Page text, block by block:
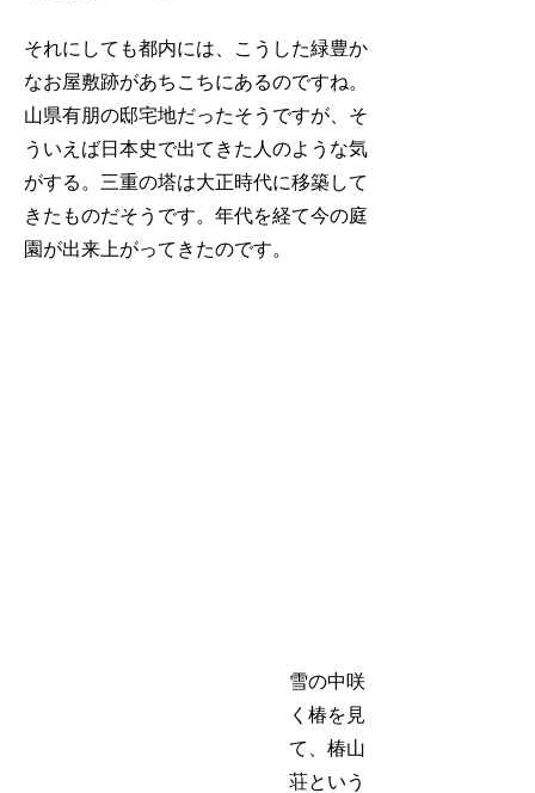
それにしても都内には、こうした緑豊か
なお屋敷跡があちこちにあるのですね。
山県有朋の邸宅地だったそうですが、そ
ういえば日本史で出てきた人のような気
がする。三重の塔は大正時代に移築して
きたものだそうです。年代を経て今の庭
園が出来上がってきたのです。
雪の中咲
く椿を見
て、椿山
荘という